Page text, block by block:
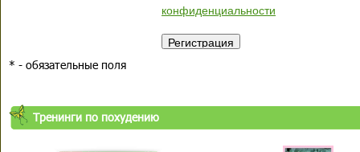
конфиденциальности
* - обязательные поля
Тренинги по похудению